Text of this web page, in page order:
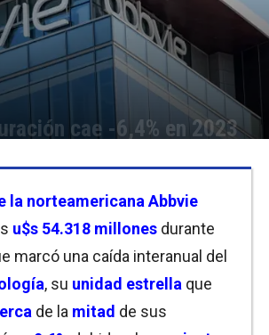
cae -6,4% en 2023
la norteamericana Abbvie
u$s 54.318 millones durante
marcó una caída interanual del
, su unidad estrella que
de la mitad de sus